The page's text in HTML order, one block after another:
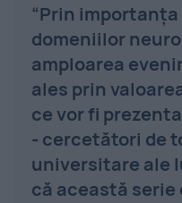
“Prin
domeniilor
amploarea
ales prin
ce vor fi
- cercetători de
universitare ale
că această serie